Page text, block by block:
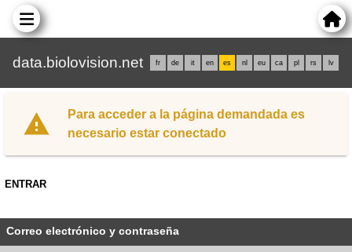
data.biolovision.net fr de it en es nl eu ca pl rs lv
Para acceder a la página demandada es
necesario estar conectado
ENTRAR
Correo electrónico y contraseña